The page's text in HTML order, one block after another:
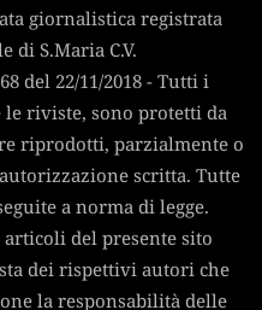
giornalistica registrata
di S.Maria C.V.
del 22/11/2018 - Tutti i
riviste, sono protetti da
riprodotti, parzialmente o
scritta. Tutte
a norma di legge.
del presente sito
dei rispettivi autori che
la responsabilità delle